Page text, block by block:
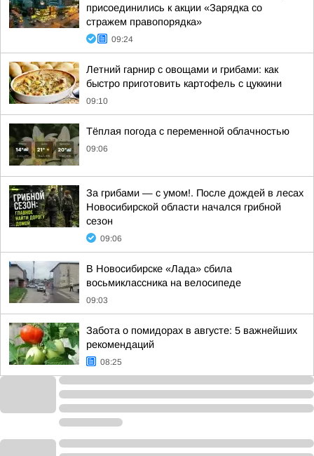
присоединились к акции «Зарядка со
стражем правопорядка»
09:24
Летний гарнир с овощами и грибами: как
быстро приготовить картофель с цуккини
09:10
Тёплая погода с переменной облачностью
09:06
За грибами — с умом!. После дождей в лесах
Новосибирской области начался грибной
сезон
09:06
В Новосибирске «Лада» сбила
восьмиклассника на велосипеде
09:03
Забота о помидорах в августе: 5 важнейших
рекомендаций
08:25